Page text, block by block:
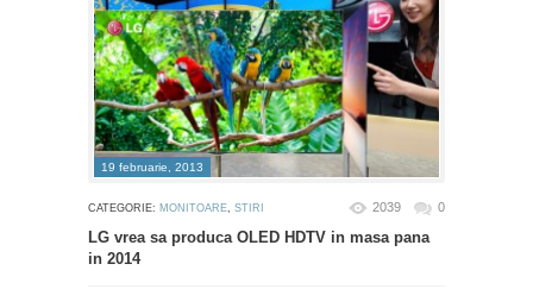
19 februarie, 2013
CATEGORIE: MONITOARE STIRI 2039 0
LG vrea sa produca OLED HDTV in masa pana
in 2014